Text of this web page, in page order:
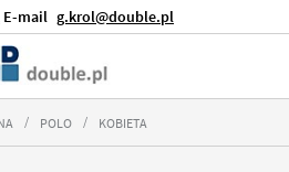
E-mail g.krol@double.pl
POLO KOBIETA